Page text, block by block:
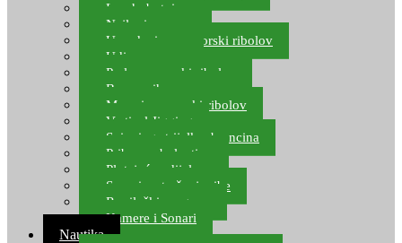
Lov hobotnice
Najloni za more
Upredenice za morski ribolov
Udice za more
Perle za morski ribolov
Brum prihrana za more
Mamci za morski ribolov
Vertical Jigging
Spinning strijelke, brancina
Pribor za bolentino
Plutajuća odijela
Sonari za traženje ribe
Ronilački program
Kamere i Sonari
Nautika